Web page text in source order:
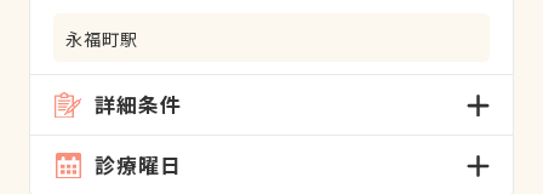
永福町駅
詳細条件
診療曜日